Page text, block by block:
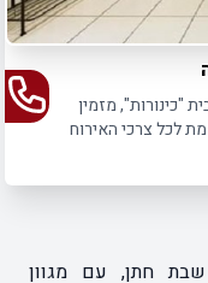
"כינורות", מזמין
לכל צרכי האירוח
חתן, עם מגוון